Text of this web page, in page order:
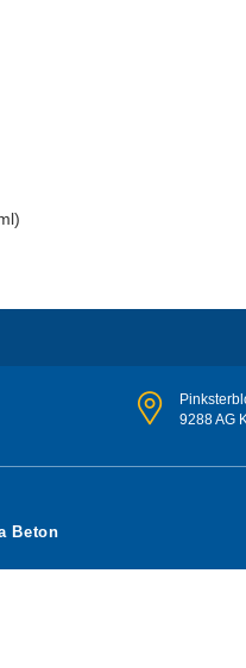
9288 AG
Beton